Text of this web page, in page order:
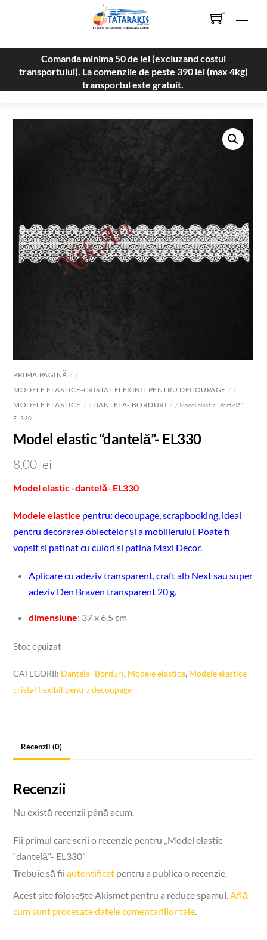
Comanda minima 50 de lei (excluzand costul
transportului). La comenzile de peste 390 lei (max 4kg)
transportul este gratuit.
PRIMA PAGINĂ /
MODELE ELASTICE-CRISTAL FLEXIBIL PENTRU DECOUPAGE /
MODELE ELASTICE / DANTELA- BORDURI
/ Model elastic “dantelă”-
EL330
Model elastic “dantelă”- EL330
8,00 lei
Model elastic -dantelă- EL330
Modele elastice pentru:decoupage, scrapbooking, ideal
pentru decorarea obiectelor și a mobilierului. Poate fi
vopsit si patinat cu culori si patina Maxi Decor.
Aplicare cu adeziv transparent, craft alb Next sau super
adeziv Den Braven transparent 20 g.
dimensiune: 37 x 6.5 cm
Stoc epuizat
CATEGORII: Dantela- Borduri, Modele elastice, Modele elastice-
cristal flexibil pentru decoupage
Recenzii (0)
Recenzii
Nu există recenzii până acum.
Fii primul care scrii o recenzie pentru „Model elastic
“dantelă”- EL330”
Trebuie să fiiautentificat pentru a publica o recenzie.
Acest site folosește Akismet pentru a reduce spamul. Află
cum sunt procesate datele comentariilor tale